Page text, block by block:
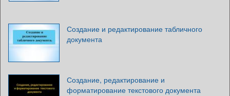
Создание и редактирование табличного
документа
Создание, редактирование и
форматирование текстового документа